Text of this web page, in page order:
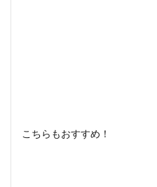
こちらもおすすめ！